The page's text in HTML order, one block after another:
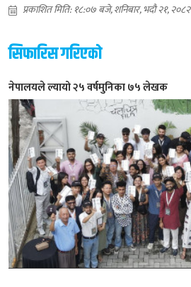
प्रकाशित मिति: १८:०७ बजे, शनिबार, भदौ २१, २०८२
सिफारिस गरिएको
नेपालयले ल्यायो २५ वर्षमुनिका ७५ लेखक